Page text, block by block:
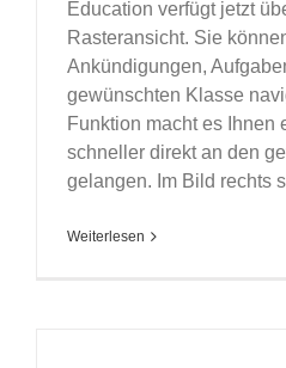
Education verfügt jetzt
Rasteransicht. Sie
Ankündigungen,
gewünschten Klasse
Funktion macht es Ihnen
schneller direkt an den
gelangen. Im Bild rechts
Weiterlesen